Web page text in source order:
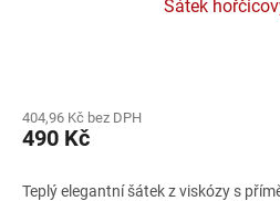
Šátek
404,96 Kč bez DPH
490 Kč
Teplý elegantní šátek z viskózy s